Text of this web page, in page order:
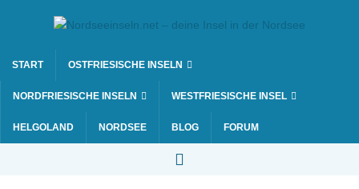
START OSTFRIESISCHE INSELN
NORDFRIESISCHE INSELN WESTFRIESISCHE INSEL
HELGOLAND NORDSEE BLOG FORUM